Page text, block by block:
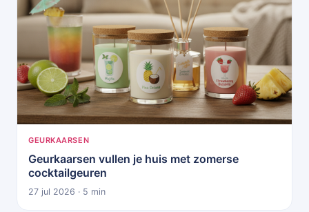
GEURKAARSEN
Geurkaarsen vullen je huis met zomerse
cocktailgeuren
27 jul 2026 · 5 min